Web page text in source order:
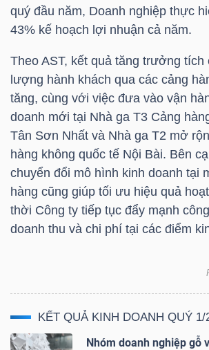
quý đầu năm, Doanh nghiệp thực
43% kế hoạch lợi nhuận cả năm.
Theo AST, kết quả tăng trưởng tích
lượng hành khách qua các cảng
tăng, cùng với việc đưa vào vận
doanh mới tại Nhà ga T3 Cảng
Tân Sơn Nhất và Nhà ga T2 mở
hàng không quốc tế Nội Bài. Bên
chuyển đổi mô hình kinh doanh tại
hàng cũng giúp tối ưu hiệu quả
thời Công ty tiếp tục đẩy mạnh
doanh thu và chi phí tại các điểm
KẾT QUẢ KINH DOANH QUÝ 1/
Nhóm doanh nghiệp gỗ
CỔ
PHÁI
SINH
TRÁI
ĐẦU
TƯ